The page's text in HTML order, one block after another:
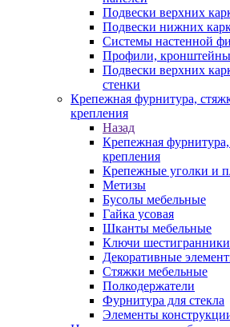
Подвески верхних
Подвески нижних
Системы настенной
Профили, кронштейны
Подвески верхних
стенки
Крепежная фурнитура,
крепления
Назад
Крепежная
крепления
Крепежные уголки и
Метизы
Бусолы мебельные
Гайка усовая
Шканты мебельные
Ключи шестигранники
Декоративные
Стяжки мебельные
Полкодержатели
Фурнитура для стекла
Элементы